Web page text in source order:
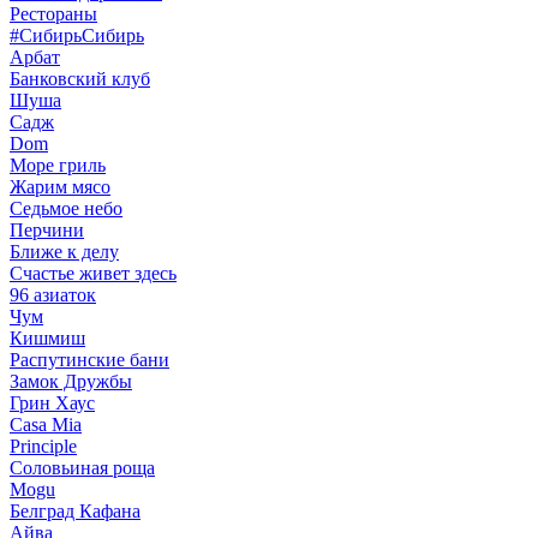
Рестораны
#СибирьСибирь
Арбат
Банковский клуб
Шуша
Садж
Dom
Море гриль
Жарим мясо
Седьмое небо
Перчини
Ближе к делу
Счастье живет здесь
96 азиаток
Чум
Кишмиш
Распутинские бани
Замок Дружбы
Грин Хаус
Casa Mia
Principle
Соловьиная роща
Mogu
Белград Кафана
Айва